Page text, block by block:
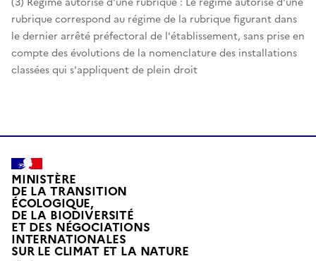
rubrique correspond au régime de la rubrique figurant dans
le dernier arrêté préfectoral de l'établissement, sans prise en
compte des évolutions de la nomenclature des installations
classées qui s'appliquent de plein droit
MINISTÈRE
DE LA TRANSITION
ÉCOLOGIQUE,
DE LA BIODIVERSITÉ
ET DES NÉGOCIATIONS
INTERNATIONALES
SUR LE CLIMAT ET LA NATUREL